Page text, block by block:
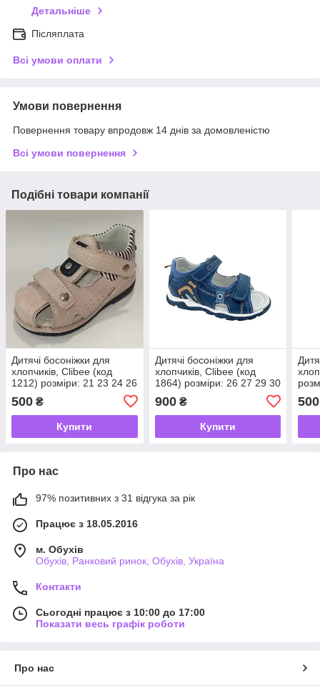
Детальніше
Післяплата
Всі умови оплати
Умови повернення
Повернення товару впродовж 14 днів за домовленістю
Всі умови повернення
Подібні товари компанії
Дитячі босоніжки для
хлопчиків, Clibee (код
1212) розміри: 21 23 24 26
500 ₴
Купити
Дитячі босоніжки для
хлопчиків, Clibee (код
1864) розміри: 26 27 29 30
900₴
Купити
500
Про нас
97% позитивних з 31 відгука за рік
Працює з 18.05.2016
м. Обухів
Обухів, Ранковий ринок, Обухів, Україна
Контакти
Сьогодні працює з 10:00 до 17:00
Показати весь графік роботи
Про нас